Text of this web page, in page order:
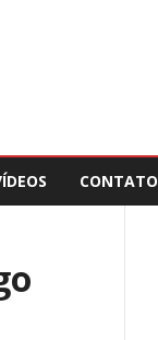
CONTATO